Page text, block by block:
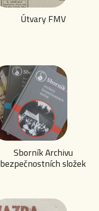
Útvary FMV
Sborník Archivu
bezpečnostních složek